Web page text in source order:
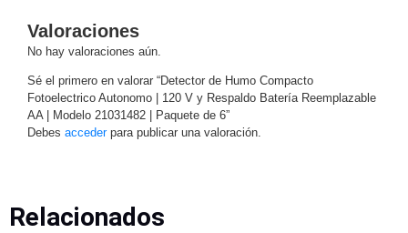
/
Monitores
Seguridad
Protección
Contra
Descargas
Directa
Servidores
Valoraciones
No hay valoraciones aún.
Sé el primero en valorar “Detector de Humo Compacto
Fotoelectrico Autonomo | 120 V y Respaldo Batería Reemplazable
AA | Modelo 21031482 | Paquete de 6”
Debes accederpara publicar una valoración.
Relacionados